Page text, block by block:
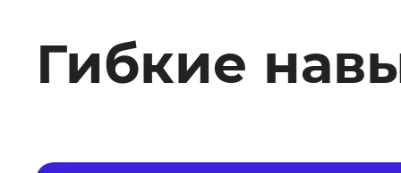
Гибкие